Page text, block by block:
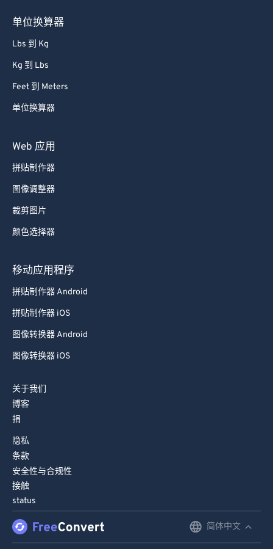
单位换算器
Lbs 到 Kg
Kg 到 Lbs
Feet 到 Meters
单位换算器
Web 应用
拼贴制作器
图像调整器
裁剪图片
颜色选择器
移动应用程序
拼贴制作器 Android
拼贴制作器 iOS
图像转换器 Android
图像转换器 iOS
关于我们
博客
捐
隐私
条款
安全性与合规性
接触
status
简体中文